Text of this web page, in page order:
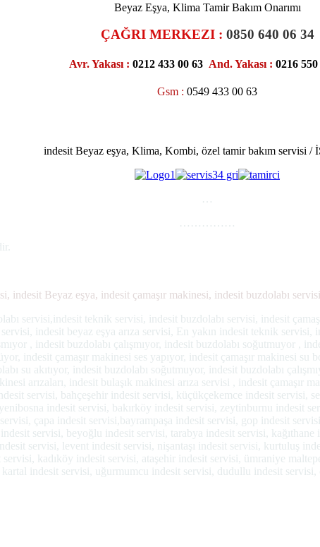
Beyaz Eşya, Klima Tamir Bakım Onarımı
ÇAĞRI MERKEZI : 0850 640 06 34
Avr. Yakası : 0212 433 00 63 And. Yakası : 0216
Gsm : 0549 433 00 63
indesit Beyaz eşya, Klima, Kombi, özel tamir bakım servisi
…
……………
indesit Beyaz eşya, indesit çamaşır makinesi, indesit buzdolabı
servisi,indesit teknik servisi, indesit buzdolabı servisi, indesit
indesit beyaz eşya arıza servisi, En yakın indesit teknik
, indesit buzdolabı çalışmıyor, indesit buzdolabı soğutmuyor ,
indesit çamaşır makinesi ses yapıyor, indesit çamaşır makinesi
su akıtıyor, indesit buzdolabı soğutmuyor, indesit buzdolabı
arızaları, indesit bulaşık makinesi arıza servisi , indesit çamaşır
servisi, bahçeşehir indesit servisi, küçükçekemce indesit servisi,
indesit servisi, bakırköy indesit servisi, zeytinburnu indesit
çapa indesit servisi,bayrampaşa indesit servisi, gop indesit
servisi, beyoğlu indesit servisi, tarabya indesit servisi,
servisi, levent indesit servisi, nişantaşı indesit servisi, kurtuluş
kadıköy indesit servisi, ataşehir indesit servisi, ümraniye
indesit servisi, uğurmumcu indesit servisi, dudullu indesit servisi,